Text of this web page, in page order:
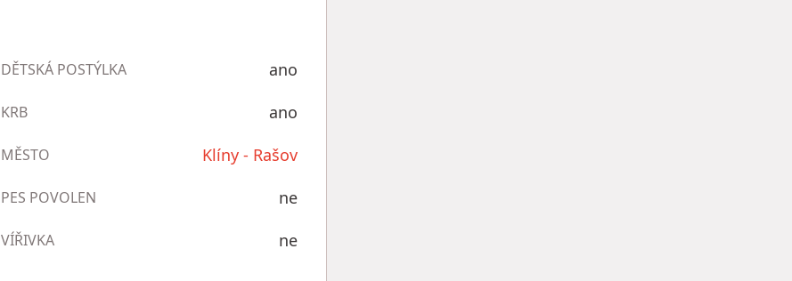
DĚTSKÁ POSTÝLKA ano
KRB ano
MĚSTO Klíny - Rašov
PES POVOLEN ne
VÍŘIVKA ne